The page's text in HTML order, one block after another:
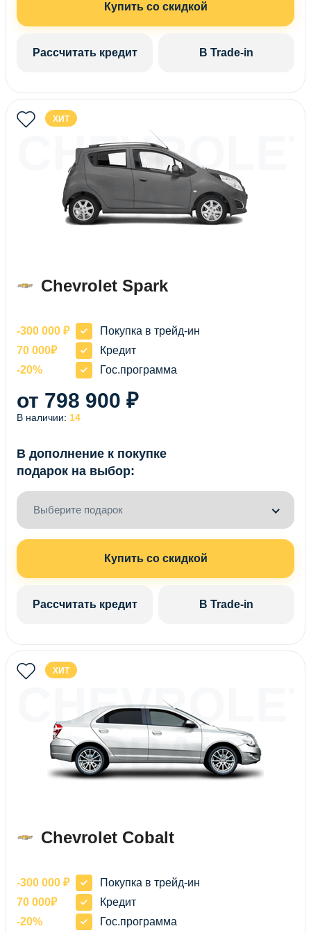
Купить со скидкой
Рассчитать кредит В Trade-in
ХИТ
SPARK
Chevrolet Spark
-300 000 ₽
Покупка в трейд-ин
70 000₽
Кредит
-20%
Гос.программа
от 798 900 ₽
В наличии: 14
В дополнение к покупке
подарок на выбор:
Выберите подарок
Купить со скидкой
Рассчитать кредит В Trade-in
ХИТ
COBALT
Chevrolet Cobalt
-300 000 ₽
Покупка в трейд-ин
70 000₽
Кредит
-20%
Гос.программа